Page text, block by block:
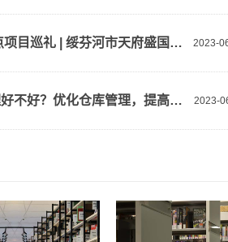
2023-
2023重点项目巡礼 | 绥芬河市天府盛国际物流产业园：对俄“云仓平台”
2023-
仓库管理好不好？优化仓库管理，提高效率与准确性！